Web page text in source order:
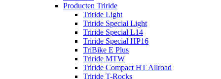
Producten Triride
Triride Light
Triride Special Light
Triride Special L14
Triride Special HP16
TriBike E Plus
Triride MTW
Triride Compact HT Allroad
Triride T-Rocks